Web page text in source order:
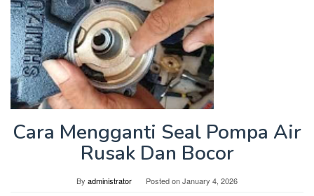
Cara Mengganti Seal Pompa Air
Rusak Dan Bocor
By administrator Posted onJanuary 4, 2026